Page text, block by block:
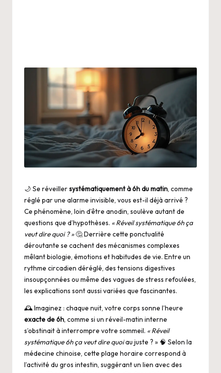
🌙 Se réveillersystématiquement à 6h du matin, comme
réglé par une alarme invisible, vous est-il déjà arrivé ?
Ce phénomène, loin d’être anodin, soulève autant de
questions que d’hypothèses. « Réveil systématique 6h ça
veut dire quoi ? »🤔 Derrière cette ponctualité
déroutante se cachent des mécanismes complexes
mêlant biologie, émotions et habitudes de vie. Entre un
rythme circadien déréglé, des tensions digestives
insoupçonnées ou même des vagues de stress refoulées,
les explications sont aussi variées que fascinantes.
🕰️ Imaginez : chaque nuit, votre corps sonne l’heure
exacte de 6h, comme si un réveil-matin interne
s’obstinait à interrompre votre sommeil. « Réveil
systématique 6h ça veut dire quoiau juste ? » 🧠 Selon la
médecine chinoise, cette plage horaire correspond à
l’activité du gros intestin, suggérant un lien avec des